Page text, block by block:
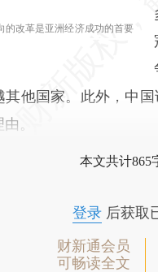
的改革是亚洲经济成功的首要
其他国家。此外，中
。
本文共计865
登录后获取
财新通会员
可畅读全文